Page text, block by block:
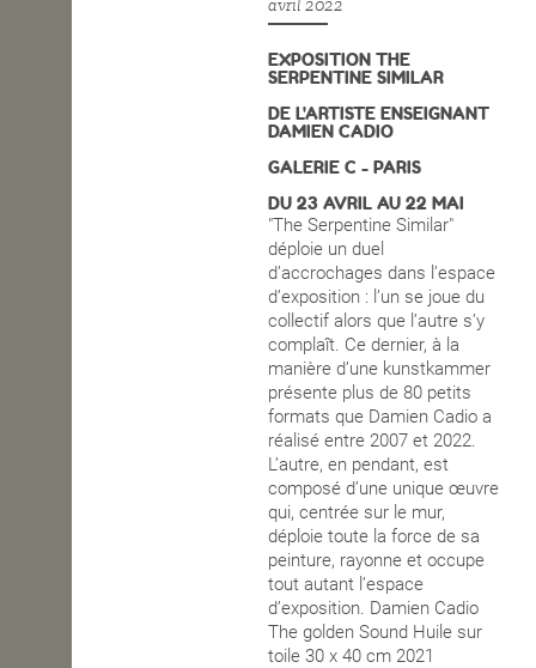
avril 2022
EXPOSITIONTHE
SERPENTINE SIMILAR
DE L'ARTISTE ENSEIGNANT
DAMIEN CADIO
GALERIE C - PARIS
DU 23 AVRIL AU 22 MAI
"The Serpentine Similar"
déploie un duel
d’accrochages dans l’espace
d’exposition : l’un se joue du
collectif alors que l’autre s’y
complaît. Ce dernier, à la
manière d’une kunstkammer
présente plus de 80 petits
formats que Damien Cadio a
réalisé entre 2007 et 2022.
L’autre, en pendant, est
composé d’une unique œuvre
qui, centrée sur le mur,
déploie toute la force de sa
peinture, rayonne et occupe
tout autant l’espace
d’exposition. Damien Cadio
The golden Sound Huile sur
toile 30 x 40 cm 2021